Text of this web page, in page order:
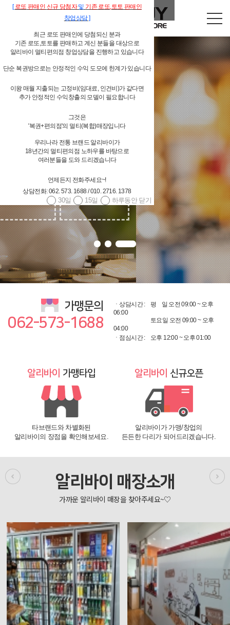
독립형 개인 편의점
가맹문의
062-573-1688
ㆍ상담시간 : 평
일 오전 09:00 ~ 오후
06:00
토요일 오전 09:00 ~ 오후
04:00
ㆍ점심시간 :
오후 12:00 ~ 오후 01:00
알리바이 가맹타입
타브랜드와 차별화된
알리바이의 장점을 확인해보세요.
알리바이 신규오픈
알리바이가 가맹/창업의
든든한 다리가 되어드리겠습니다.
알리바이 매장소개
[로또 판매인 신규 당첨자및 기존 로또,토토 판매인
창업상담]
최근 로또 판매인에 당첨되신 분과
기존 로또,토토를 판매하고 계신 분들을 대상으로
알리바이 멀티편의점 창업상담을 진행하고 있습니다
단순 복권방으로는 안정적인 수익 도모에 한계가 있습니다
이왕 매월 지출되는 고정비(임대료, 인건비)가 같다면
추가 안정적인 수익창출의 모델이 필요합니다
그것은
'복권+편의점'의 멀티(복합)매장입니다
우리나라 전통 브랜드 알리바이가
18년간의 멀티편의점 노하우를 바탕으로
여러분들을 도와 드리겠습니다
언제든지 전화주세요~!
상담전화: 062. 573. 1688 / 010. 2716. 1378
하루동안 닫기
15일
30일